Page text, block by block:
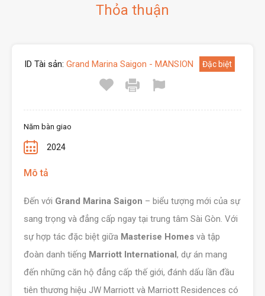
Thỏa thuận
ID Tài sản: Grand Marina Saigon - MANSION Đặc biệt
Năm bàn giao
2024
Mô tả
Đến với Grand Marina Saigon – biểu tượng mới của sự
sang trọng và đẳng cấp ngay tại trung tâm Sài Gòn. Với
sự hợp tác đặc biệt giữa Masterise Homes và tập
đoàn danh tiếng Marriott International, dự án mang
đến những căn hộ đẳng cấp thế giới, đánh dấu lần đầu
tiên thương hiệu JW Marriott và Marriott Residences có